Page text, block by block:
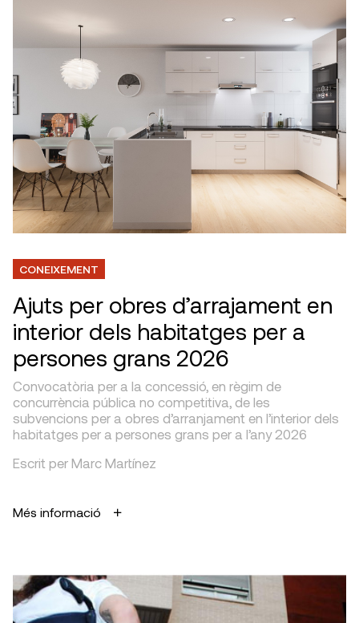
CONEIXEMENT
Ajuts per obres d’arrajament en
interior dels habitatges per a
persones grans 2026
Convocatòria per a la concessió, en règim de
concurrència pública no competitiva, de les
subvencions per a obres d’arranjament en l’interior dels
habitatges per a persones grans per a l’any 2026
Escrit per Marc Martínez
Més informació